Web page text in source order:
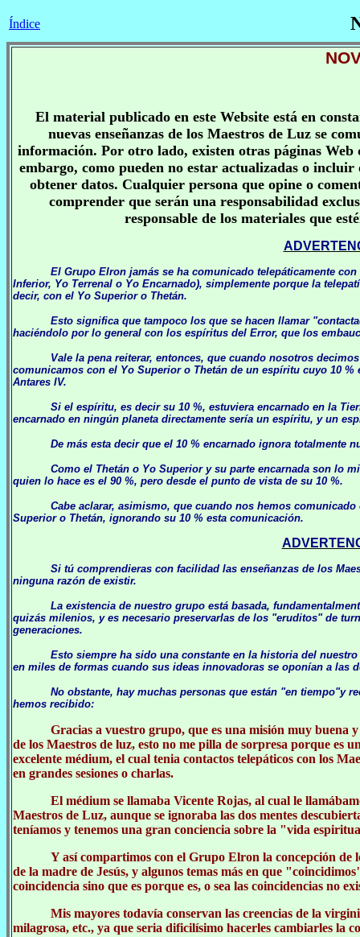
Índice
El material publicado en este Website está en
nuevas enseñanzas de los Maestros de Luz se
información. Por otro lado, existen otras páginas
embargo, como pueden no estar actualizadas o
obtener datos. Cualquier persona que opine o
comprender que serán una responsabilidad
responsable de los materiales que
El Grupo Elron jamás se ha comunicado telepáticamente
Inferior, Yo Terrenal o Yo Encarnado), simplemente porque la
decir, con el Yo Superior o Thetán.
Esto significa que tampoco los que se hacen llamar
haciéndolo por lo general con los espíritus del Error, que los
Vale la pena reiterar, entonces, que cuando nosotros
comunicamos con el Yo Superior o Thetán de un espíritu cuyo 10
Antares IV.
Si el espíritu, es decir su 10 %, estuviera encarnado en la
encarnado en ningún planeta directamente sería un espíritu, y un
De más esta decir que el 10 % encarnado ignora totalmente
Como el Thetán o Yo Superior y su parte encarnada son lo
quien lo hace es el 90 %, pero desde el punto de vista de su 10 %.
Cabe aclarar, asimismo, que cuando nos hemos
Superior o Thetán, ignorando su 10 % esta comunicación.
Si tú comprendieras con facilidad las enseñanzas de los
ninguna razón de existir.
La existencia de nuestro grupo está basada,
quizás milenios, y es necesario preservarlas de los "eruditos" de
generaciones.
Esto siempre ha sido una constante en la historia del
en miles de formas cuando sus ideas innovadoras se oponían a las
No obstante, hay muchas personas que están "en tiempo"y
hemos recibido:
Gracias a vuestro grupo, que es una misión muy buena
de los Maestros de luz, esto no me pilla de sorpresa porque es
excelente médium, el cual tenia contactos telepáticos con los
en grandes sesiones o charlas.
El médium se llamaba Vicente Rojas, al cual le
Maestros de Luz, aunque se ignoraba las dos mentes
teníamos y tenemos una gran conciencia sobre la "vida
Y así compartimos con el Grupo Elron la concepción
de la madre de Jesús, y algunos temas más en que
coincidencia sino que es porque es, o sea las coincidencias no
Mis mayores todavía conservan las creencias de la
milagrosa, etc., ya que seria dificilísimo hacerles cambiarles la